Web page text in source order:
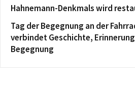
Hahnemann-Denkmals wird
Tag der Begegnung an der
verbindet Geschichte,
Begegnung